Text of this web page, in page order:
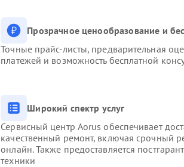
Прозрачное ценообразование и
Точные прайс-листы, предварительная
платежей и возможность бесплатной
Широкий спектр услуг
Сервисный центр Aorus обеспечивает
качественный ремонт, включая срочный
онлайн. Также предоставляется
техники